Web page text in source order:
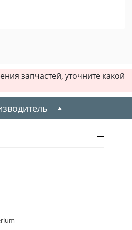
запчастей, уточните какой